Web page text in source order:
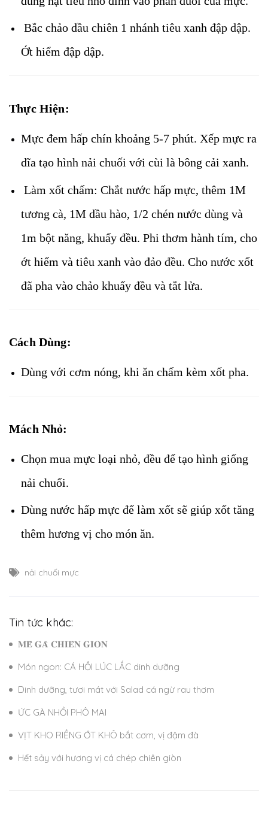
Bắc chảo dầu chiên 1 nhánh tiêu xanh đập dập.
Ớt hiểm đập dập.
Thực Hiện:
Mực đem hấp chín khoảng 5-7 phút. Xếp mực ra
dĩa tạo hình nải chuối với cùi là bông cải xanh.
Làm xốt chấm: Chắt nước hấp mực, thêm 1M
tương cà, 1M dầu hào, 1/2 chén nước dùng và
1m bột năng, khuấy đều. Phi thơm hành tím, cho
ớt hiểm và tiêu xanh vào đảo đều. Cho nước xốt
đã pha vào chảo khuấy đều và tắt lửa.
Cách Dùng:
Dùng với cơm nóng, khi ăn chấm kèm xốt pha.
Mách Nhỏ:
Chọn mua mực loại nhỏ, đều để tạo hình giống
nải chuối.
Dùng nước hấp mực để làm xốt sẽ giúp xốt tăng
thêm hương vị cho món ăn.
nải chuối mực
Tin tức khác:
𝐌𝐄̂̀ 𝐆𝐀̀ 𝐂𝐇𝐈𝐄̂𝐍 𝐆𝐈𝐎̀𝐍
Món ngon: CÁ HỒI LÚC LẮC dinh dưỡng
Dinh dưỡng, tươi mát với Salad cá ngừ rau thơm
ỨC GÀ NHỒI PHÔ MAI
VỊT KHO RIỀNG ỚT KHÔ bắt cơm, vị đậm đà
Hết sảy với hương vị cá chép chiên giòn